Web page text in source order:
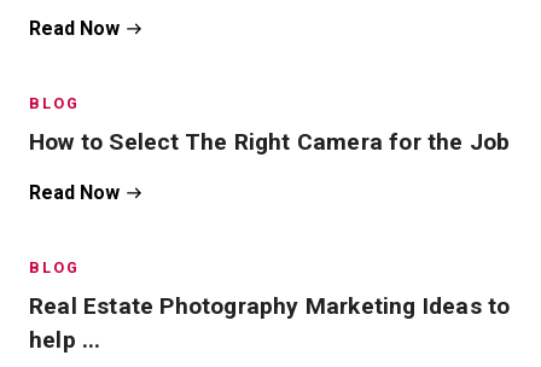
Read Now
BLOG
How to Select The Right Camera for the Job
Read Now
BLOG
Real Estate Photography Marketing Ideas to
help ...